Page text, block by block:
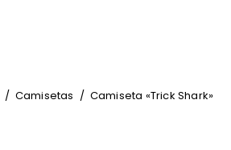
/ Camisetas / Camiseta «Trick Shark»